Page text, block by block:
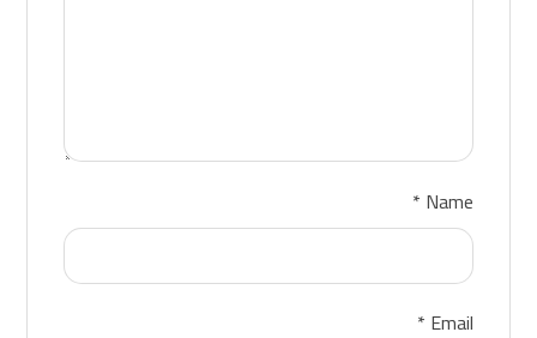
Name
*
Email
*